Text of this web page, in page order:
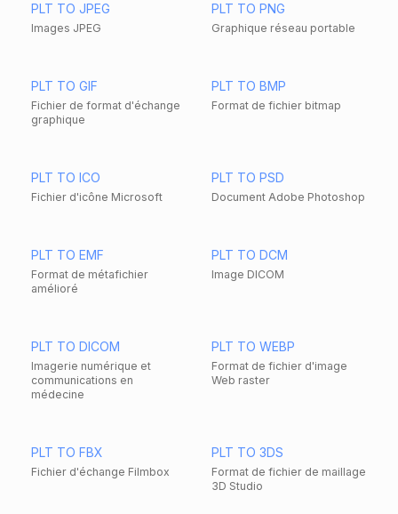
PLT TO JPEG
Images JPEG
PLT TO PNG
Graphique réseau portable
PLT TO GIF
Fichier de format d'échange
graphique
PLT TO BMP
Format de fichier bitmap
PLT TO ICO
Fichier d'icône Microsoft
PLT TO PSD
Document Adobe Photoshop
PLT TO EMF
Format de métafichier
amélioré
PLT TO DCM
Image DICOM
PLT TO DICOM
Imagerie numérique et
communications en
médecine
PLT TO WEBP
Format de fichier d'image
Web raster
PLT TO FBX
Fichier d'échange Filmbox
PLT TO 3DS
Format de fichier de maillage
3D Studio